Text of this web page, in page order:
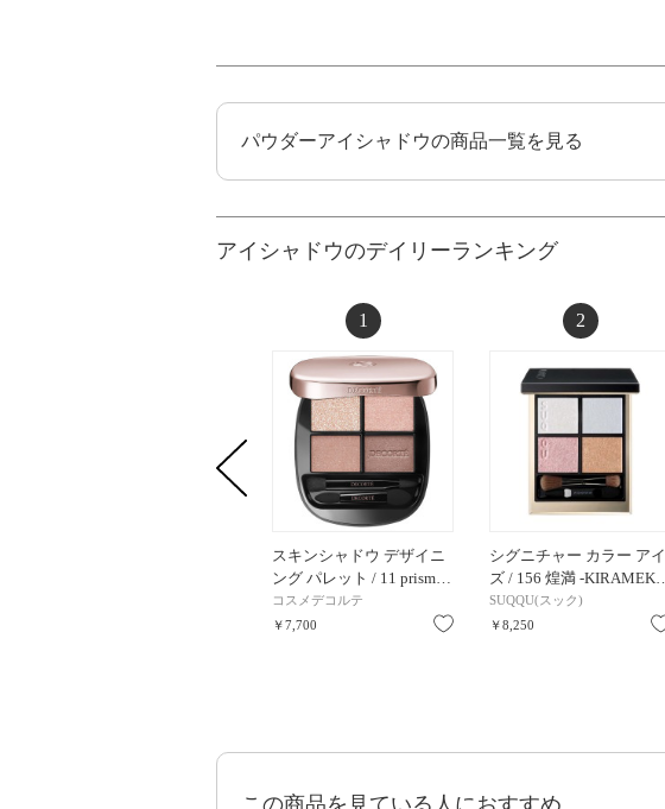
パウダーアイシャドウの商品一覧を見る
アイシャドウのデイリーランキング
1
スキンシャドウ デザイニ
ング パレット / 11 prism…
コスメデコルテ
￥7,700
お気に入り
2
シグニチャー カラー アイ
ズ / 156 煌満 -KIRAMEK…
SUQQU(スック)
￥8,250
この商品を見ている人におすすめ